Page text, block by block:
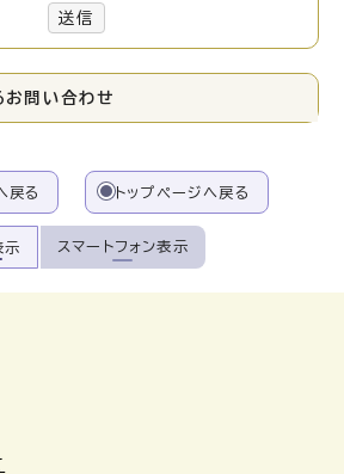
送信
お問い合わせ
戻る トップページへ戻る
示 スマートフォン表示